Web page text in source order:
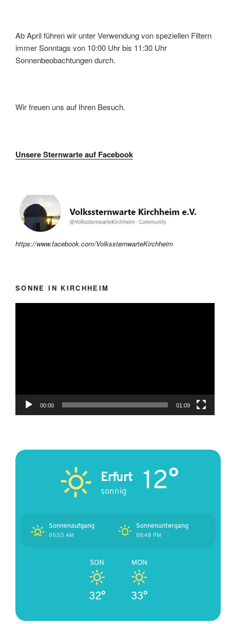
Ab April führen wir unter Verwendung von speziellen Filtern
immer Sonntags von 10:00 Uhr bis 11:30 Uhr
Sonnenbeobachtungen durch.
Wir freuen uns auf Ihren Besuch.
Unsere Sternwarte auf Facebook
https://www.facebook.com/VolkssternwarteKirchheim
SONNE IN KIRCHHEIM
00:00 01:09
Erfurt
sonnig 12°
Sonnenaufgang
05:53 AM
Sonnenuntergang
08:48 PM
SON
32°
MON
33°